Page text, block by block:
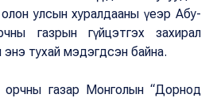
улсын хуралдааны үеэр Абу-
газрын гүйцэтгэх захирал
тухай мэдэгдсэн байна.
орчны газар Монголын “Дорнод